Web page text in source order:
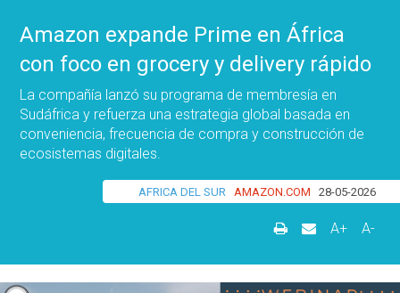
Amazon expande Prime en África
con foco en grocery y delivery rápido
La compañía lanzó su programa de membresía en
Sudáfrica y refuerza una estrategia global basada en
conveniencia, frecuencia de compra y construcción de
ecosistemas digitales.
AFRICA DEL SUR AMAZON.COM 28-05-2026
A+ A-